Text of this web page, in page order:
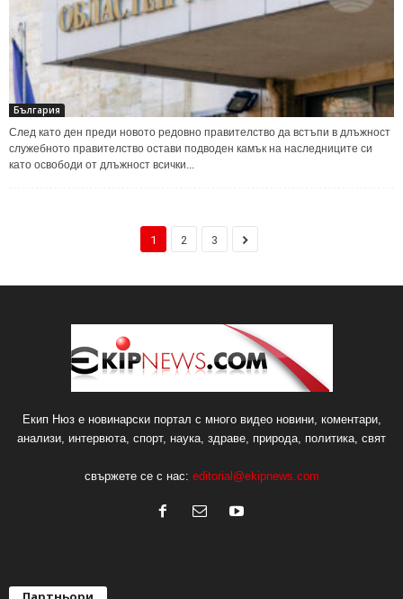
България
След като ден преди новото редовно правителство да встъпи в длъжност
служебното правителство остави подводен камък на наследниците си
като освободи от длъжност всички...
1 2 3
Екип Нюз е новинарски портал с много видео новини, коментари,
анализи, интервюта, спорт, наука, здраве, природа, политика, свят
свържете се с нас: editorial@ekipnews.com